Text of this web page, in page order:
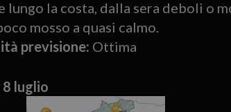
lungo la costa, dalla sera deboli o
mosso a quasi calmo.
previsione: Ottima
luglio